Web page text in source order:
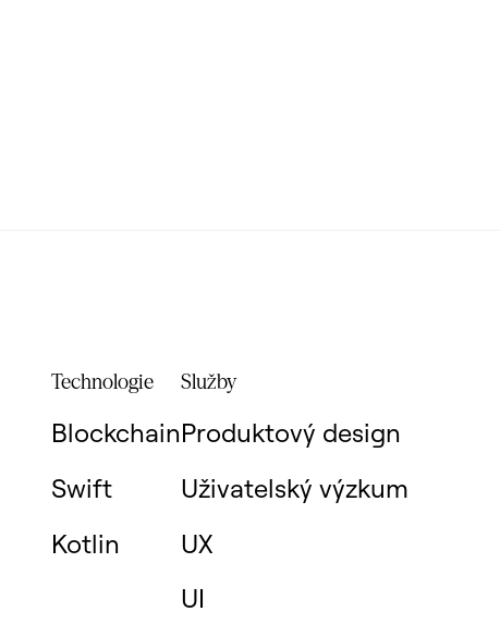
Technologie
Blockchain
Swift
Kotlin
Služby
Produktový design
Uživatelský výzkum
UX
UI